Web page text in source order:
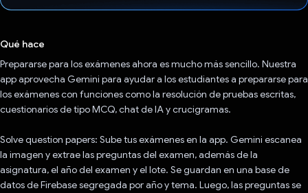
Qué hace
Prepararse para los exámenes ahora es mucho más sencillo. Nuestra
app aprovecha Gemini para ayudar a los estudiantes a prepararse para
los exámenes con funciones como la resolución de pruebas escritas,
cuestionarios de tipo MCQ, chat de IA y crucigramas.
Solve question papers: Sube tus exámenes en la app. Gemini escanea
la imagen y extrae las preguntas del examen, además de la
asignatura, el año del examen y el lote. Se guardan en una base de
datos de Firebase segregada por año y tema. Luego, las preguntas se